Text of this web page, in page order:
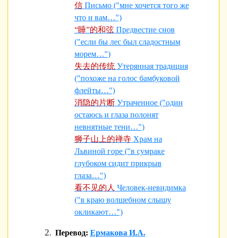
信 Письмо ("мне хочется того же
что и вам…")
“睡”的和弦 Предвестие снов
("если бы лес был сладостным
морем…")
失去的传统 Утерянная традиция
("похоже на голос бамбуковой
флейты…")
消隐的片断 Утраченное ("один
остаюсь и глаза полонят
невнятные тени…")
狮子山上的禅寺 Храм на
Львиной горе ("в сумраке
глубоком сидит прикрыв
глаза…")
看不见的人 Человек-невидимка
("в краю волшебном слышу
окликают…")
Перевод: Ермакова И.А.